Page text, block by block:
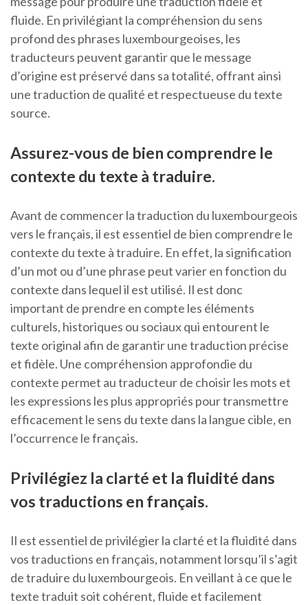
fluide. En privilégiant la compréhension du sens
profond des phrases luxembourgeoises, les
traducteurs peuvent garantir que le message
d’origine est préservé dans sa totalité, offrant ainsi
une traduction de qualité et respectueuse du texte
source.
Assurez-vous de bien comprendre le
contexte du texte à traduire.
Avant de commencer la traduction du luxembourgeois
vers le français, il est essentiel de bien comprendre le
contexte du texte à traduire. En effet, la signification
d’un mot ou d’une phrase peut varier en fonction du
contexte dans lequel il est utilisé. Il est donc
important de prendre en compte les éléments
culturels, historiques ou sociaux qui entourent le
texte original afin de garantir une traduction précise
et fidèle. Une compréhension approfondie du
contexte permet au traducteur de choisir les mots et
les expressions les plus appropriés pour transmettre
efficacement le sens du texte dans la langue cible, en
l’occurrence le français.
Privilégiez la clarté et la fluidité dans
vos traductions en français.
Il est essentiel de privilégier la clarté et la fluidité dans
vos traductions en français, notamment lorsqu’il s’agit
de traduire du luxembourgeois. En veillant à ce que le
texte traduit soit cohérent, fluide et facilement